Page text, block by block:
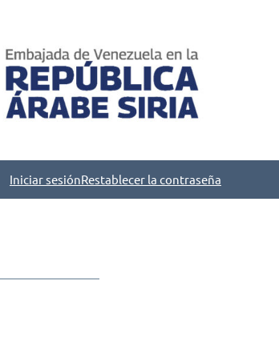
Iniciar sesiónRestablecer la contraseña